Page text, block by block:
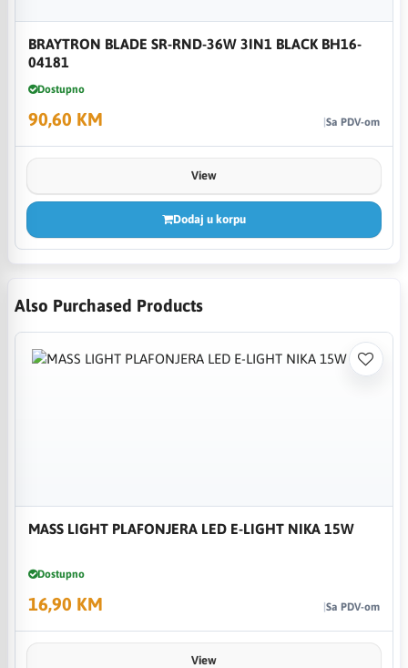
BRAYTRON BLADE SR-RND-36W 3IN1 BLACK BH16-
04181
Dostupno
90,60 KM Sa PDV-om
View
Dodaj u korpu
Also Purchased Products
MASS LIGHT PLAFONJERA LED E-LIGHT NIKA 15W
Dostupno
16,90 KM Sa PDV-om
View